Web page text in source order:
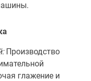
Производство
глажение и